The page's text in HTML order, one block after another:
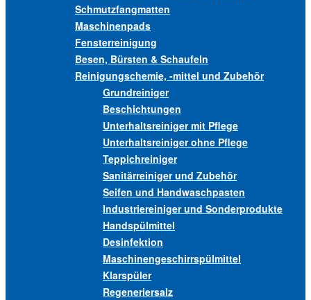
Schmutzfangmatten
Maschinenpads
Fensterreinigung
Besen, Bürsten & Schaufeln
Reinigungschemie, -mittel und Zubehör
Grundreiniger
Beschichtungen
Unterhaltsreiniger mit Pflege
Unterhaltsreiniger ohne Pflege
Teppichreiniger
Sanitärreiniger und Zubehör
Seifen und Handwaschpasten
Industriereiniger und Sonderprodukte
Handspülmittel
Desinfektion
Maschinengeschirrspülmittel
Klarspüler
Regeneriersalz